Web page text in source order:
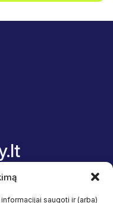
saugoti ir (arba)